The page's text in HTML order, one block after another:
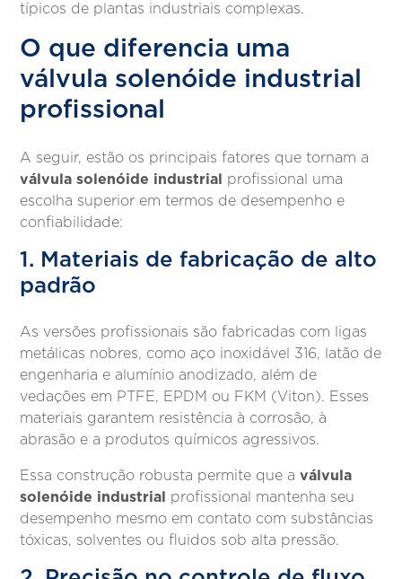
típicos de plantas industriais complexas.
O que diferencia uma
válvula solenóide industrial
profissional
A seguir, estão os principais fatores que tornam a
válvula solenóide industrial profissional uma
escolha superior em termos de desempenho e
confiabilidade:
1. Materiais de fabricação de alto
padrão
As versões profissionais são fabricadas com ligas
metálicas nobres, como aço inoxidável 316, latão de
engenharia e alumínio anodizado, além de
vedações em PTFE, EPDM ou FKM (Viton). Esses
materiais garantem resistência à corrosão, à
abrasão e a produtos químicos agressivos.
Essa construção robusta permite que aválvula
solenóide industrial profissional mantenha seu
desempenho mesmo em contato com substâncias
tóxicas, solventes ou fluidos sob alta pressão.